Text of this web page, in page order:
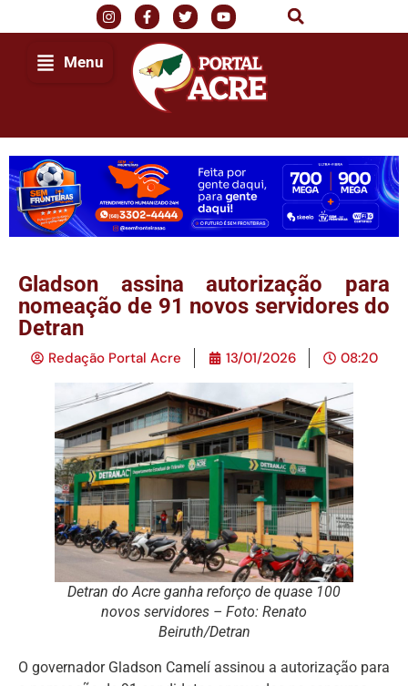
Menu
Gladson assina autorização para
nomeação de 91 novos servidores do
Detran
Redação Portal Acre 13/01/2026 08:20
Detran do Acre ganha reforço de quase 100
novos servidores – Foto: Renato
Beiruth/Detran
O governador Gladson Camelí assinou a autorização para